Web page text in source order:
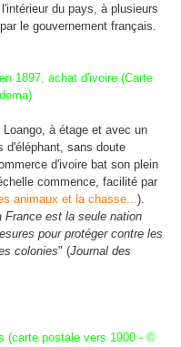
du pays, à plusieurs
le gouvernement français.
1897, achat d'ivoire (Carte
à étage et avec un
d'éléphant, sans doute
d'ivoire bat son plein
commence, facilité par
animaux et la chasse...).
France est la seule nation
pour protéger contre les
colonies" (Journal des
(carte postale vers 1900 - ©